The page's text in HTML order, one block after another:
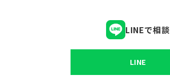
LINEで相談
LINE